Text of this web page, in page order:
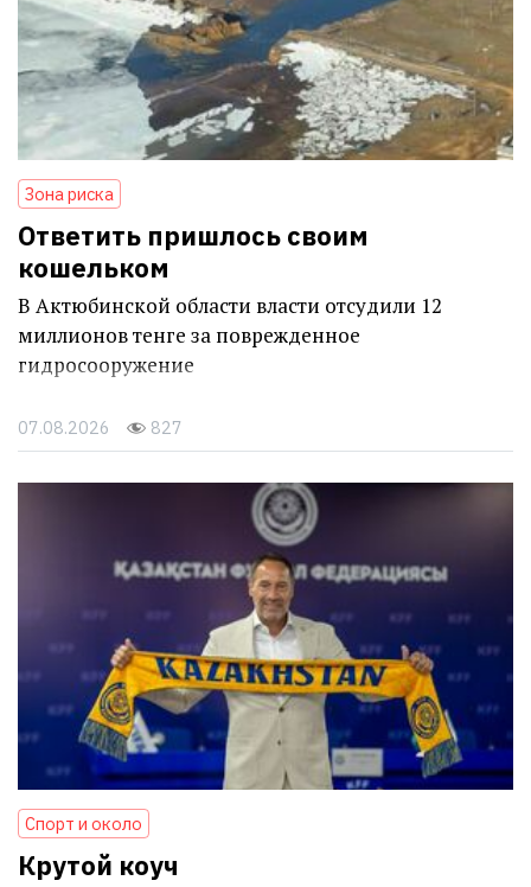
Зона риска
Ответить пришлось своим
кошельком
В Актюбинской области власти отсудили 12
миллионов тенге за поврежденное
гидросооружение
07.08.2026 827
Спорт и около
Крутой коуч